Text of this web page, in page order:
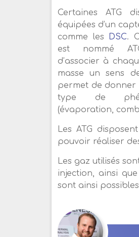
Certaines ATG
équipées d’un
comme les
DSC.
est nommé
d’associer à
masse un sens
permet de donner
type de
(évaporation,
Les ATG
pouvoir réaliser
Les gaz utilisés
injection, ainsi
sont ainsi